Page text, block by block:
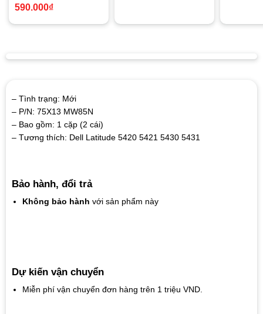
590.000₫
– Tình trạng: Mới
– P/N: 75X13 MW85N
– Bao gồm: 1 cặp (2 cái)
– Tương thích: Dell Latitude 5420 5421 5430 5431
Bảo hành, đổi trả
Không bảo hành với sản phẩm này
Dự kiến vận chuyển
Miễn phí vận chuyển đơn hàng trên 1 triệu VND.